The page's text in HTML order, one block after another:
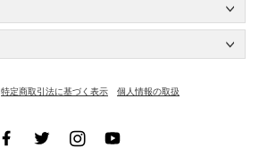
特定商取引法に基づく表示 個人情報の取扱